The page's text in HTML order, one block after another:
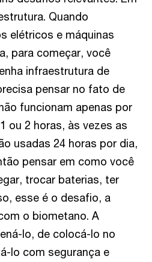
Quando
elétricos e máquinas
para começar, você
infraestrutura de
pensar no fato de
funcionam apenas por
ou 2 horas, às vezes as
usadas 24 horas por dia,
pensar em como você
trocar baterias, ter
esse é o desafio, a
o biometano. A
lo, de colocá-lo no
lo com segurança e